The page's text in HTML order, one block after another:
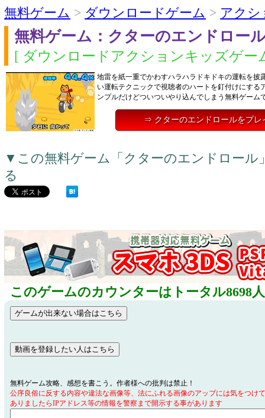
無料ゲーム > ダウンロードゲーム > アクシ
無料ゲーム：クターのエンドロー
[ ダウンロードアクションキッズゲー
地雷を紙一重でかわすハラハラドキドキの運転を披
い運転テクニックで視聴者のハートを釘付けにする
ンプルだけどついついやり込んでしまう無料ゲーム
⇒ クターのエンドロールをプレ
▼この無料ゲーム「クターのエンドロール
る
このゲームのカウンターはトータル8698
無料ゲーム攻略、感想を書こう。作者様への批判は禁止！
公序良俗に反する内容や違法な画像等、法にふれる画像のアップには気をつけ
ありましたらIPアドレス等の情報を警察まで開示する事があります